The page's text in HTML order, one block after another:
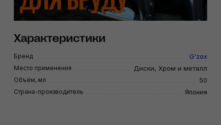
Характеристики
Бренд G'zox
Место применения Диски, Хром и металл
Объём, мл 50
Страна-производитель Япония